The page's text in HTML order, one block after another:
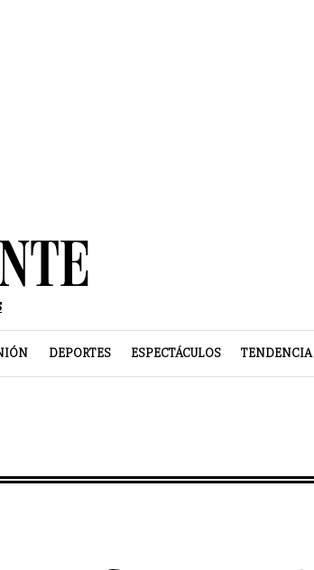
DEPORTES ESPECTÁCULOS TENDENCIA